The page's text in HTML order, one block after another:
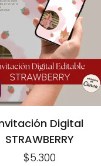
Digital
STRAWBERRY
$5.300